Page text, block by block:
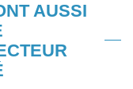
AUSSI